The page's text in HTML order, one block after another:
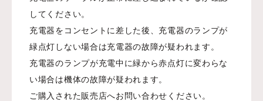
してください。
充電器をコンセントに差した後、充電器のランプが
緑点灯しない場合は充電器の故障が疑われます。
充電器のランプが充電中に緑から赤点灯に変わらな
い場合は機体の故障が疑われます。
ご購入された販売店へお問い合わせください。